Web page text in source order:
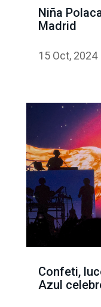
Niña
Madrid
15 Oct, 2024
Confeti,
Azul